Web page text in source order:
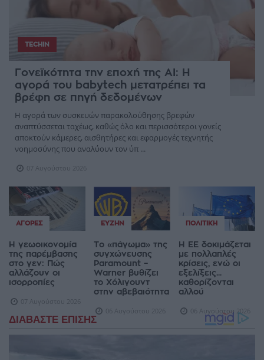
TECHIN
Γονεϊκότητα την εποχή της AI: Η
αγορά του babytech μετατρέπει τα
βρέφη σε πηγή δεδομένων
Η αγορά των συσκευών παρακολούθησης βρεφών
αναπτύσσεται ταχέως, καθώς όλο και περισσότεροι γονείς
αποκτούν κάμερες, αισθητήρες και εφαρμογές τεχνητής
νοημοσύνης που αναλύουν τον ύπ ...
07 Αυγούστου 2026
ΑΓΟΡΈΣ
Η γεωοικονομία
της παρέμβασης
στο γεν: Πώς
αλλάζουν οι
ισορροπίες
07 Αυγούστου 2026
ΕΥΖΗΝ
Το «πάγωμα» της
συγχώνευσης
Paramount –
Warner βυθίζει
το Χόλιγουντ
στην αβεβαιότητα
06 Αυγούστου 2026
ΠΟΛΙΤΙΚΉ
Η ΕΕ δοκιμάζεται
με πολλαπλές
κρίσεις, ενώ οι
εξελίξεις...
καθορίζονται
αλλού
06 Αυγούστου 2026